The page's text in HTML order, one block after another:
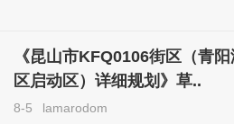
《昆山市KFQ0106街区（青
区启动区）详细规划》草..
8-5 lamarodom